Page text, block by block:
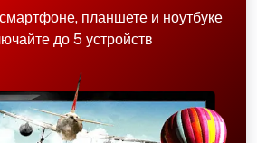
планшете и ноутбуке
до 5 устройств